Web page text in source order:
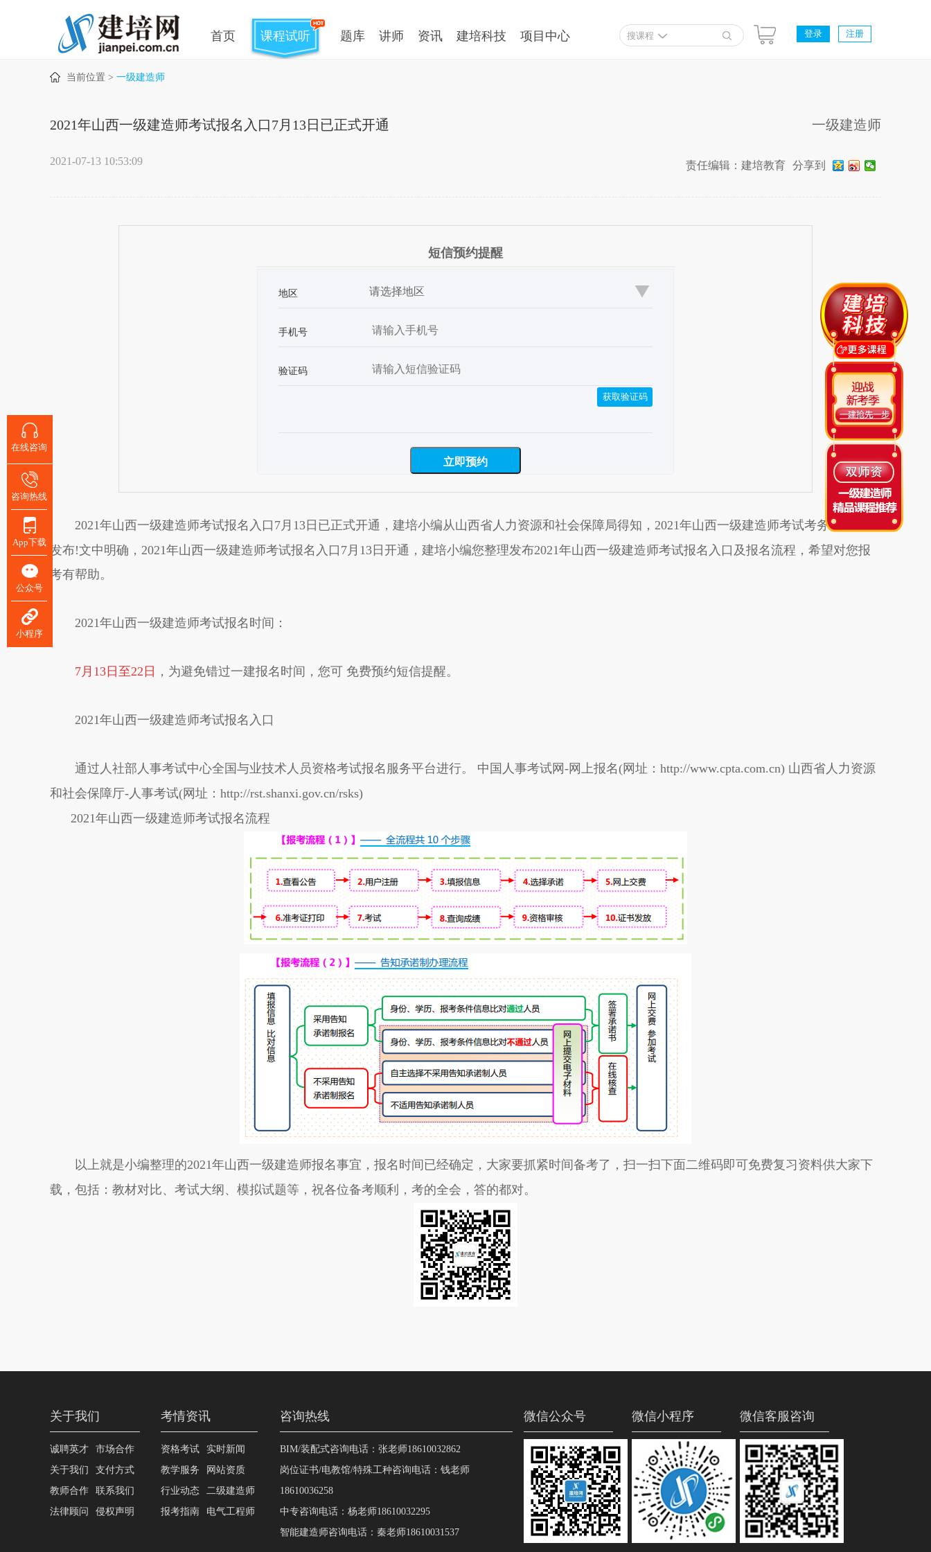
首页 课程试听 题库 讲师 资讯 建培科技 项目中心 搜课程 登录 注册
当前位置 > 一级建造师
2021年山西一级建造师考试报名入口7月13日已正式开通
2021-07-13 10:53:09
一级建造师
责任编辑：建培教育 分享到
短信预约提醒
地区
手机号
验证码
获取验证码
2021年山西一级建造师考试报名入口7月13日已正式开通 ，建培小编从山西省人力资源和社会保障局得知，2021年山西一级建造师考试考务通知正式
发布!文中明确，2021年山西一级建造师考试报名入口7月13日开通，建培小编您整理发布2021年山西一级建造师考试报名入口及报名流程，希望对您报
考有帮助。
2021年山西一级建造师考试报名时间：
7月13日至22日 ，为避免错过一建报名时间，您可 免费预约短信提醒。
2021年山西一级建造师考试报名入口
通过人社部人事考试中心全国与业技术人员资格考试报名服务平台进行。 中国人事考试网-网上报名(网址：http://www.cpta.com.cn) 山西省人力资源
和社会保障厅-人事考试(网址：http://rst.shanxi.gov.cn/rsks)
2021年山西一级建造师考试报名流程
以上就是小编整理的2021年山西一级建造师报名事宜，报名时间已经确定，大家要抓紧时间备考了，扫一扫下面二维码即可免费复习资料供大家下
载，包括：教材对比、考试大纲、模拟试题等，祝各位备考顺利，考的全会，答的都对。
关于我们
诚聘英才
关于我们
教师合作
法律顾问
市场合作
支付方式
联系我们
侵权声明
考情资讯
资格考试
教学服务
行业动态
报考指南
实时新闻
网站资质
二级建造师
电气工程师
咨询热线
BIM/装配式咨询电话：张老师18610032862
岗位证书/电教馆/特殊工种咨询电话：钱老师
18610036258
中专咨询电话：杨老师18610032295
智能建造师咨询电话：秦老师18610031537
微信公众号 微信小程序 微信客服咨询
在线咨询
咨询热线
App下载
公众号
小程序